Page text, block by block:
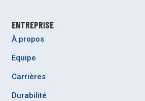
ENTREPRISE
À propos
Équipe
Carrières
Durabilité